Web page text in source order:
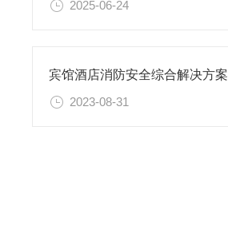
2025-06-24
宾馆酒店消防安全综合解决方案
2023-08-31